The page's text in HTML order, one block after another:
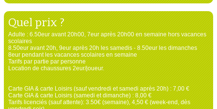
Quel prix ?
Adulte : 6.50eur avant 20h00, 7eur après 20h00 en semaine hors vacances
scolaires
8.50eur avant 20h, 9eur après 20h les samedis - 8.50eur les dimanches
8eur pendant les vacances scolaires en semaine
Tarifs par partie par personne
Location de chaussures 2eur/joueur.
Carte GIA & carte Loisirs (sauf vendredi et samedi après 20h) : 7,00 €
Carte GIA & carte Loisirs (samedi et dimanche) : 8,00 €
Tarifs licenciés (sauf attente): 3.50€ (semaine), 4,50 € (week-end, dès